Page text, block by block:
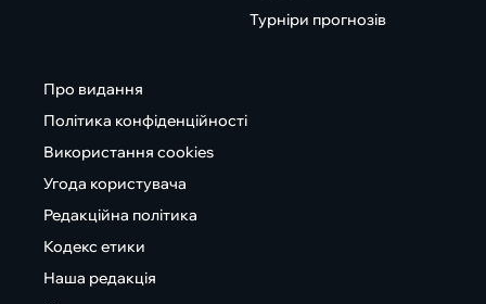
Турніри прогнозів
Про видання
Політика конфіденційності
Використання cookies
Угода користувача
Редакційна політика
Кодекс етики
Наша редакція